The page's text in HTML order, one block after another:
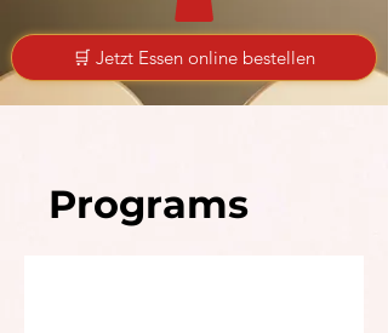
🛒 Jetzt Essen online bestellen
Programs